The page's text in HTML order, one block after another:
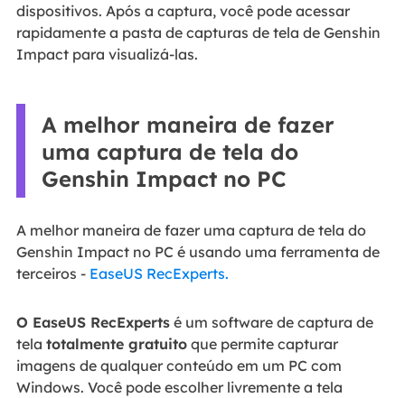
dispositivos. Após a captura, você pode acessar
rapidamente a pasta de capturas de tela de Genshin
Impact para visualizá-las.
A melhor maneira de fazer
uma captura de tela do
Genshin Impact no PC
A melhor maneira de fazer uma captura de tela do
Genshin Impact no PC é usando uma ferramenta de
terceiros - EaseUS RecExperts.
O EaseUS RecExpertsé um software de captura de
tela totalmente gratuitoque permite capturar
imagens de qualquer conteúdo em um PC com
Windows. Você pode escolher livremente a tela